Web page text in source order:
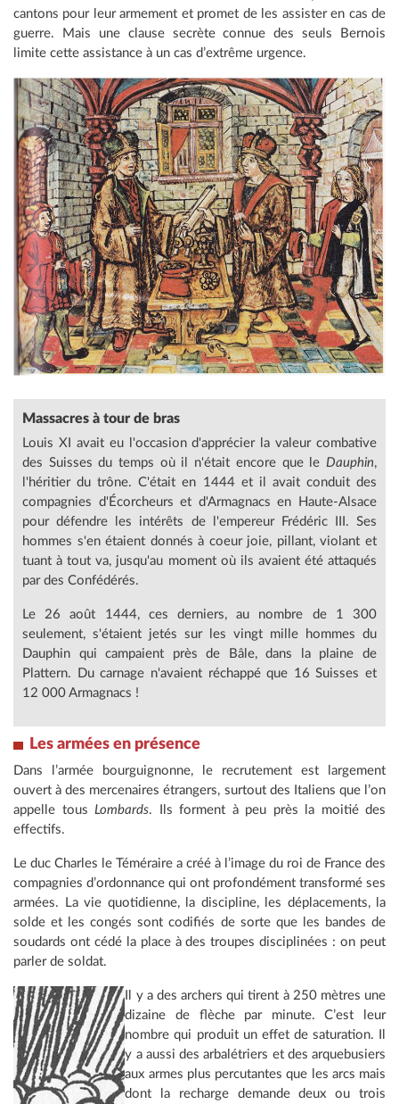
cantons pour leur armement et promet de les assister en cas de
guerre. Mais une clause secrète connue des seuls Bernois
limite cette assistance à un cas d’extrême urgence.
Massacres à tour de bras
Louis XI avait eu l'occasion d'apprécier la valeur combative
des Suisses du temps où il n'était encore que le Dauphin,
l'héritier du trône. C'était en 1444 et il avait conduit des
compagnies d'Écorcheurs et d'Armagnacs en Haute-Alsace
pour défendre les intérêts de l'empereur Frédéric III. Ses
hommes s'en étaient donnés à coeur joie, pillant, violant et
tuant à tout va, jusqu'au moment où ils avaient été attaqués
par des Confédérés.
Le 26 août 1444, ces derniers, au nombre de 1 300
seulement, s'étaient jetés sur les vingt mille hommes du
Dauphin qui campaient près de Bâle, dans la plaine de
Plattern. Du carnage n'avaient réchappé que 16 Suisses et
12 000 Armagnacs !
Les armées en présence
Dans l’armée bourguignonne, le recrutement est largement
ouvert à des mercenaires étrangers, surtout des Italiens que l’on
appelle tous Lombards. Ils forment à peu près la moitié des
effectifs.
Le duc Charles le Téméraire a créé à l’image du roi de France des
compagnies d’ordonnance qui ont profondément transformé ses
armées. La vie quotidienne, la discipline, les déplacements, la
solde et les congés sont codifiés de sorte que les bandes de
soudards ont cédé la place à des troupes disciplinées : on peut
parler de soldat.
Il y a des archers qui tirent à 250 mètres une
dizaine de flèche par minute. C’est leur
nombre qui produit un effet de saturation. Il
y a aussi des arbalétriers et des arquebusiers
aux armes plus percutantes que les arcs mais
dont la recharge demande deux ou trois